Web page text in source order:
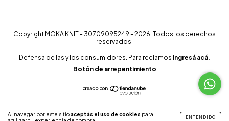
Al navegar por este sitioaceptás el uso de cookies para
ENTENDIDO
Copyright MOKA KNIT - 30709095249 - 2026. Todos los derechos
reservados.
Defensa de las y los consumidores. Para reclamos ingresá acá.
Botón de arrepentimiento